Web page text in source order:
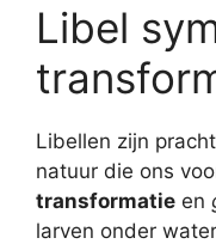
Libel
Libellen zijn
natuur die ons
transformatie en
larven onder